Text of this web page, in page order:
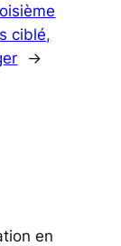
ciblé,
→
en